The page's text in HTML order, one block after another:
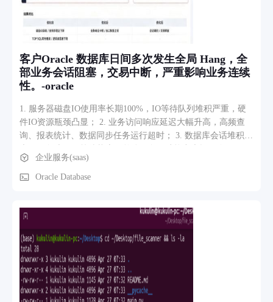
客户Oracle 数据库日间多次发生全局 Hang，全
部业务会话阻塞，交易中断，严重影响业务连续
性。-oracle
1. 服务器磁盘IO使用率长期100%，IO等待队列堆积严重，硬
件IO资源瓶颈凸显； 2. 业务访问响应延迟大幅升高，高频查
询、报表统计、数据同步任务运行超时； 3. 数据库会话堆积，
企业服务(saas)
Oracle Database